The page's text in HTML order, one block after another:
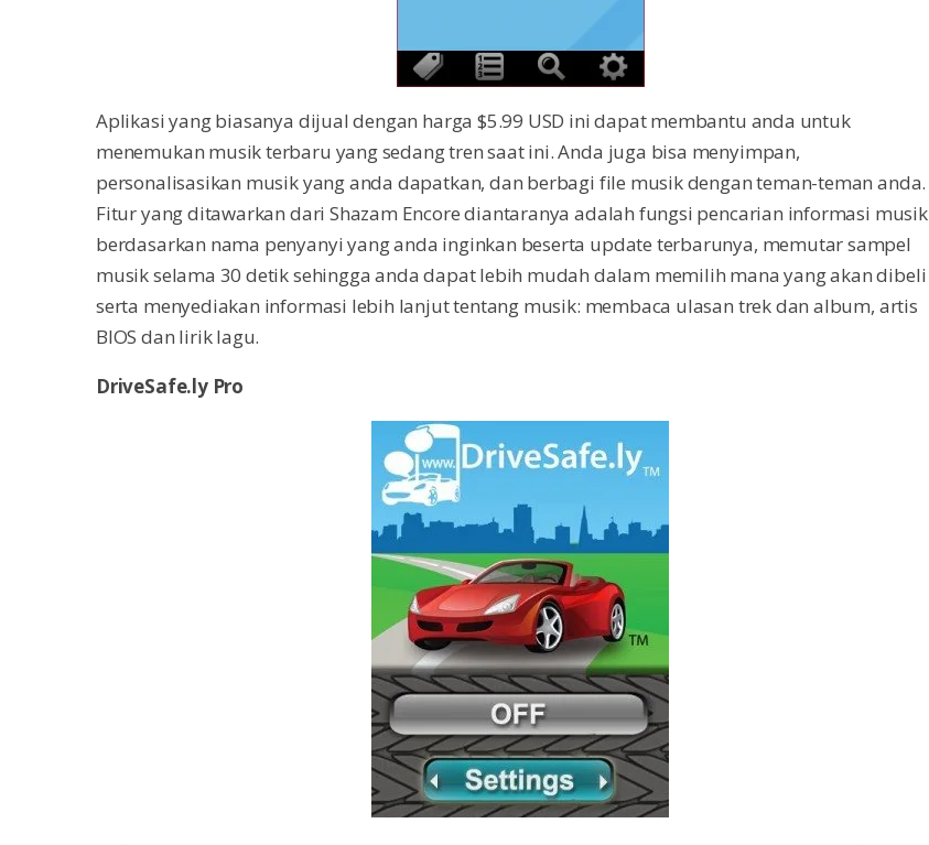
Aplikasi yang biasanya dijual dengan harga $5.99 USD ini dapat membantu anda untuk
menemukan musik terbaru yang sedang tren saat ini. Anda juga bisa menyimpan,
personalisasikan musik yang anda dapatkan, dan berbagi file musik dengan teman-teman anda.
Fitur yang ditawarkan dari Shazam Encore diantaranya adalah fungsi pencarian informasi musik
berdasarkan nama penyanyi yang anda inginkan beserta update terbarunya, memutar sampel
musik selama 30 detik sehingga anda dapat lebih mudah dalam memilih mana yang akan dibeli
serta menyediakan informasi lebih lanjut tentang musik: membaca ulasan trek dan album, artis
BIOS dan lirik lagu.
DriveSafe.ly Pro